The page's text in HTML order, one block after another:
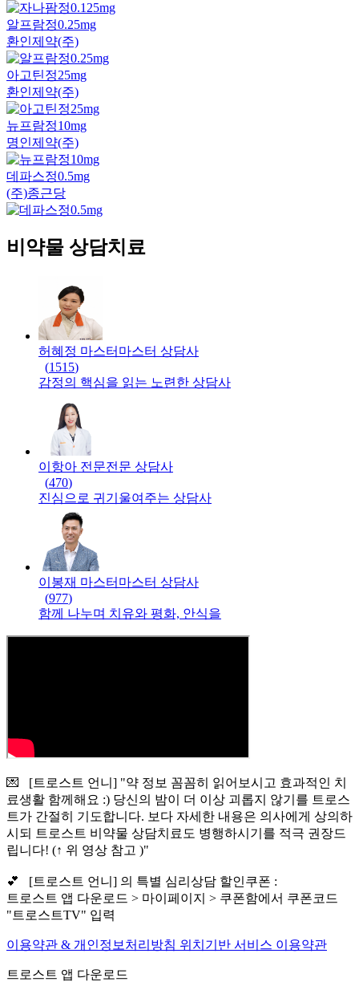
알프람정0.25mg
환인제약(주)
아고틴정25mg
환인제약(주)
뉴프람정10mg
명인제약(주)
데파스정0.5mg
(주)종근당
비약물 상담치료
허혜정 마스터 마스터 상담사
(1515)
감정의 핵심을 읽는 노련한 상담사
이항아 전문전문 상담사
(470)
진심으로 귀기울여주는 상담사
이봉재 마스터 마스터 상담사
(977)
함께 나누며 치유와 평화, 안식을
💌 [트로스트 언니] "약 정보 꼼꼼히 읽어보시고 효과적인 치
료생활 함께해요 :) 당신의 밤이 더 이상 괴롭지 않기를 트로스
트가 간절히 기도합니다. 보다 자세한 내용은 의사에게 상의하
시되 트로스트 비약물 상담치료도 병행하시기를 적극 권장드
립니다! (↑ 위 영상 참고 )"
💕 [트로스트 언니] 의 특별 심리상담 할인쿠폰 :
트로스트 앱 다운로드 > 마이페이지 > 쿠폰함에서 쿠폰코드
"트로스트TV" 입력
이용약관 & 개인정보처리방침 위치기반 서비스 이용약관
트로스트 앱 다운로드